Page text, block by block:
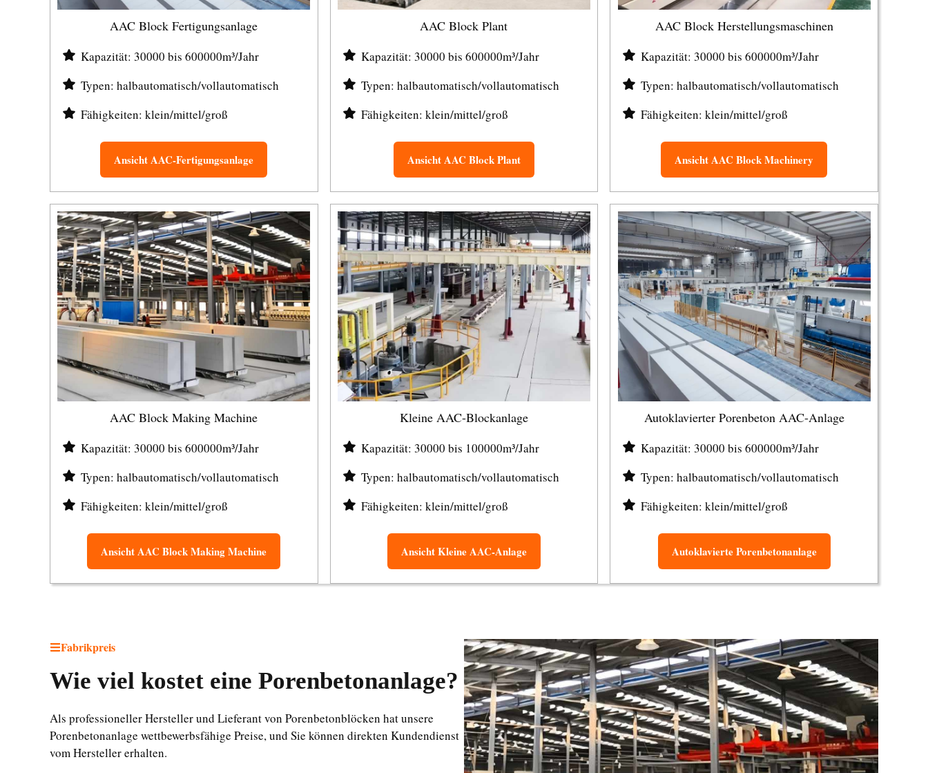
AAC Block Fertigungsanlage
Kapazität: 30000 bis 600000m³/Jahr
Typen: halbautomatisch/vollautomatisch
Fähigkeiten: klein/mittel/groß
Ansicht AAC-Fertigungsanlage
AAC Block Plant
Kapazität: 30000 bis 600000m³/Jahr
Typen: halbautomatisch/vollautomatisch
Fähigkeiten: klein/mittel/groß
Ansicht AAC Block Plant
AAC Block Herstellungsmaschinen
Kapazität: 30000 bis 600000m³/Jahr
Typen: halbautomatisch/vollautomatisch
Fähigkeiten: klein/mittel/groß
Ansicht AAC Block Machinery
AAC Block Making Machine
Kapazität: 30000 bis 600000m³/Jahr
Typen: halbautomatisch/vollautomatisch
Fähigkeiten: klein/mittel/groß
Ansicht AAC Block Making Machine
Kleine AAC-Blockanlage
Kapazität: 30000 bis 100000m³/Jahr
Typen: halbautomatisch/vollautomatisch
Fähigkeiten: klein/mittel/groß
Ansicht Kleine AAC-Anlage
Autoklavierter Porenbeton AAC-Anlage
Kapazität: 30000 bis 600000m³/Jahr
Typen: halbautomatisch/vollautomatisch
Fähigkeiten: klein/mittel/groß
Autoklavierte Porenbetonanlage
Fabrikpreis
Wie viel kostet eine Porenbetonanlage?
Als professioneller Hersteller und Lieferant von Porenbetonblöcken hat unsere
Porenbetonanlage wettbewerbsfähige Preise, und Sie können direkten Kundendienst
vom Hersteller erhalten.